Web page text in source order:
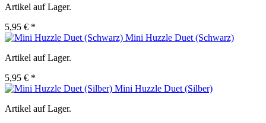
Artikel auf Lager.
5,95 € *
Mini Huzzle Duet (Schwarz)
Artikel auf Lager.
5,95 € *
Mini Huzzle Duet (Silber)
Artikel auf Lager.